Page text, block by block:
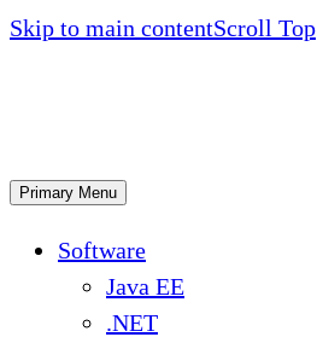
Skip to main contentScroll Top
Primary Menu
Software
Java EE
.NET